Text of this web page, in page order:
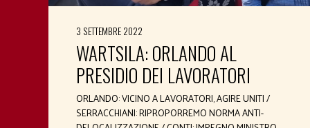
3 SETTEMBRE 2022
WARTSILA: ORLANDO AL
PRESIDIO DEI LAVORATORI
ORLANDO: VICINO A LAVORATORI, AGIRE UNITI /
SERRACCHIANI: RIPROPORREMO NORMA ANTI-